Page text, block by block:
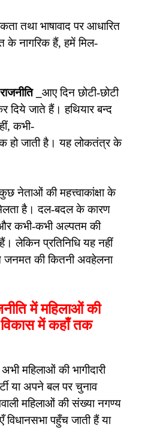
तथा भाषावाद पर आधारित
के नागरिक हैं, हमें मिल-
_ आए दिन छोटी-छोटी
दिये जाते हैं। हथियार बन्द
कभी-
हो जाती है। यह लोकतंत्र के
नेताओं की महत्त्वाकांक्षा के
है। दल-बदल के कारण
और कभी-कभी अल्पतम की
लेकिन प्रतिनिधि यह नहीं
की कितनी अवहेलना
में महिलाओं की
विकास में कहाँ तक
महिलाओं की भागीदारी
या अपने बल पर चुनाव
महिलाओं की संख्या नगण्य
विधानसभा पहुँच जाती हैं या